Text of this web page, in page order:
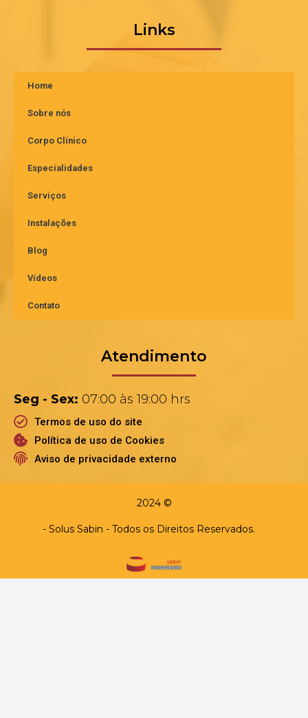
Links
Home
Sobre nós
Corpo Clínico
Especialidades
Serviços
Instalações
Blog
Vídeos
Contato
Atendimento
Seg - Sex: 07:00 às 19:00 hrs
Termos de uso do site
Política de uso de Cookies
Aviso de privacidade externo
2024 ©
- Solus Sabin - Todos os Direitos Reservados.